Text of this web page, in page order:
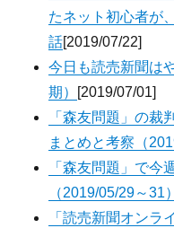
たネット初心者が
話[2019/07/22]
今日も読売新聞は
期） [2019/07/01]
「森友問題」の裁
まとめと考察（
「森友問題」で今
（2019/05/29～31）
「読売新聞オンラ